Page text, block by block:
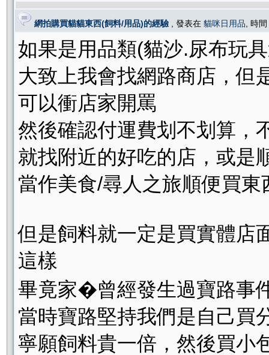
網拍購買貓貓東西(飼料/用品)的經驗 , 發表在 貓咪日用品 , 時
如果是用品類(貓沙.尿布玩
大致上我會找網路商店，但
可以衝店家開罵
然後確認付運費划不划算，
就找附近的好吃的店，或是
當作美食/尋人之旅順便買
但是飼料就一定是買實體店
這樣
畢竟家�曾經發生過寶路事
當時寶路堅持我們是自己買
寧願飼料貴一倍，然後買小